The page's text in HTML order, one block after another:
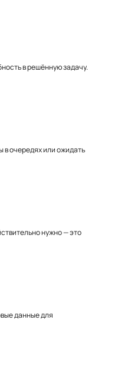
в решённую задачу.
в очередях или ожидать
нужно — это
данные для